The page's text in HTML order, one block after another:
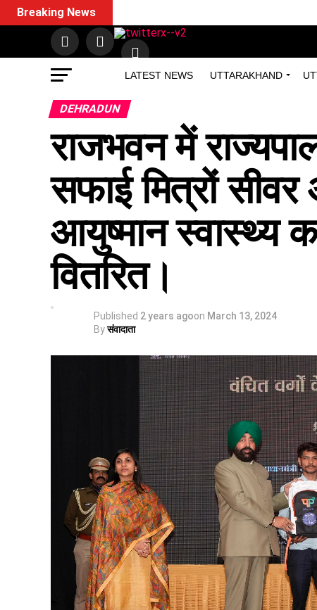
LATEST NEWS UTTARAKHAND
Breaking News
DEHRADUN
राजभवन में
सफाई मित्रों
आयुष्मान स्वास्थ्य
वितरित।
Published 2 years agoon March 13, 2024
Byसंवादाता